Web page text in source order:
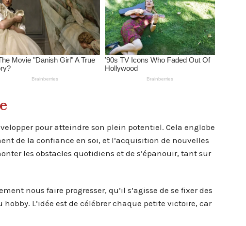
pour atteindre son plein potentiel. Cela englobe
de la confiance en soi, et l’acquisition de nouvelles
les obstacles quotidiens et de s’épanouir, tant sur
nous faire progresser, qu’il s’agisse de se fixer des
L’idée est de célébrer chaque petite victoire, car